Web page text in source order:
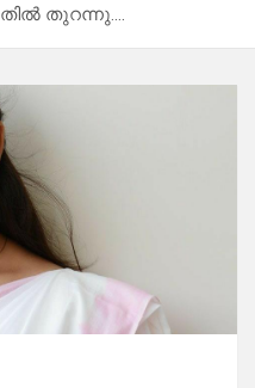
തുറന്നു….